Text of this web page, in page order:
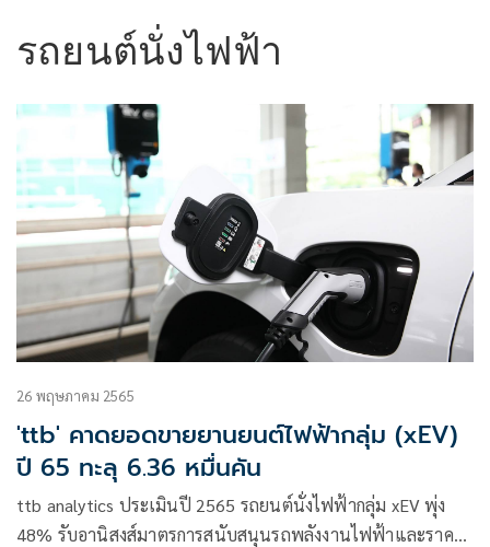
รถยนต์นั่งไฟฟ้า
26 พฤษภาคม 2565
'ttb' คาดยอดขายยานยนต์ไฟฟ้ากลุ่ม (xEV)
ปี 65 ทะลุ 6.36 หมื่นคัน
ttb analytics ประเมินปี 2565 รถยนต์นั่งไฟฟ้ากลุ่ม xEV พุ่ง
48% รับอานิสงส์มาตรการสนับสนุนรถพลังงานไฟฟ้าและราคา